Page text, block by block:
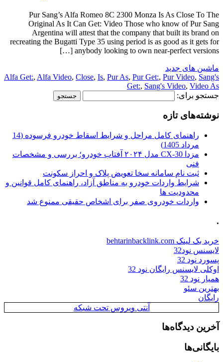
Pur Sang’s Alfa Romeo 8C 2300 Monza Is As Close To The
Original As It Can Get: Video Those who know of Pur Sang
Argentina will attest that the company that built its brand on
recreating the Bugatti Type 35 using period is as good as it gets for
anybody looking to own near-perfect versions […]
ماشین های جدید
Alfa Get:, Alfa Video, Close, Is, Pur As, Pur Get:, Pur Video, Sang's
Get:, Sang's Video, Video As
جستجو برای:
نوشته‌های تازه
راهنمای کامل مراحل و شرایط اسقاط خودرو فرسوده (14
مرداد 1405)
مزدا CX-30 مدل ۲۰۲۴ آفتاب خودرو؛ بررسی و مشخصات
فنی
ثبت نام سامانه سخا تعویض پلاک و احراز سکونت
شرایط واردات خودرو به مناطق آزاد، راهنمای کامل قوانین و
محدودیت ها
واردات خودروی صفر برای اشخاص حقیقی ممنوع شد
.
خرید بک لینک behtarinbacklink.com
لایسنس نود32
پسورد نود 32
اوکلی لایسنس رایگان نود 32
همیار نود 32
بهترین سئو
رایگان
آنتی ویروس تحت شبکه
آخرین دیدگاه‌ها
بایگانی‌ها